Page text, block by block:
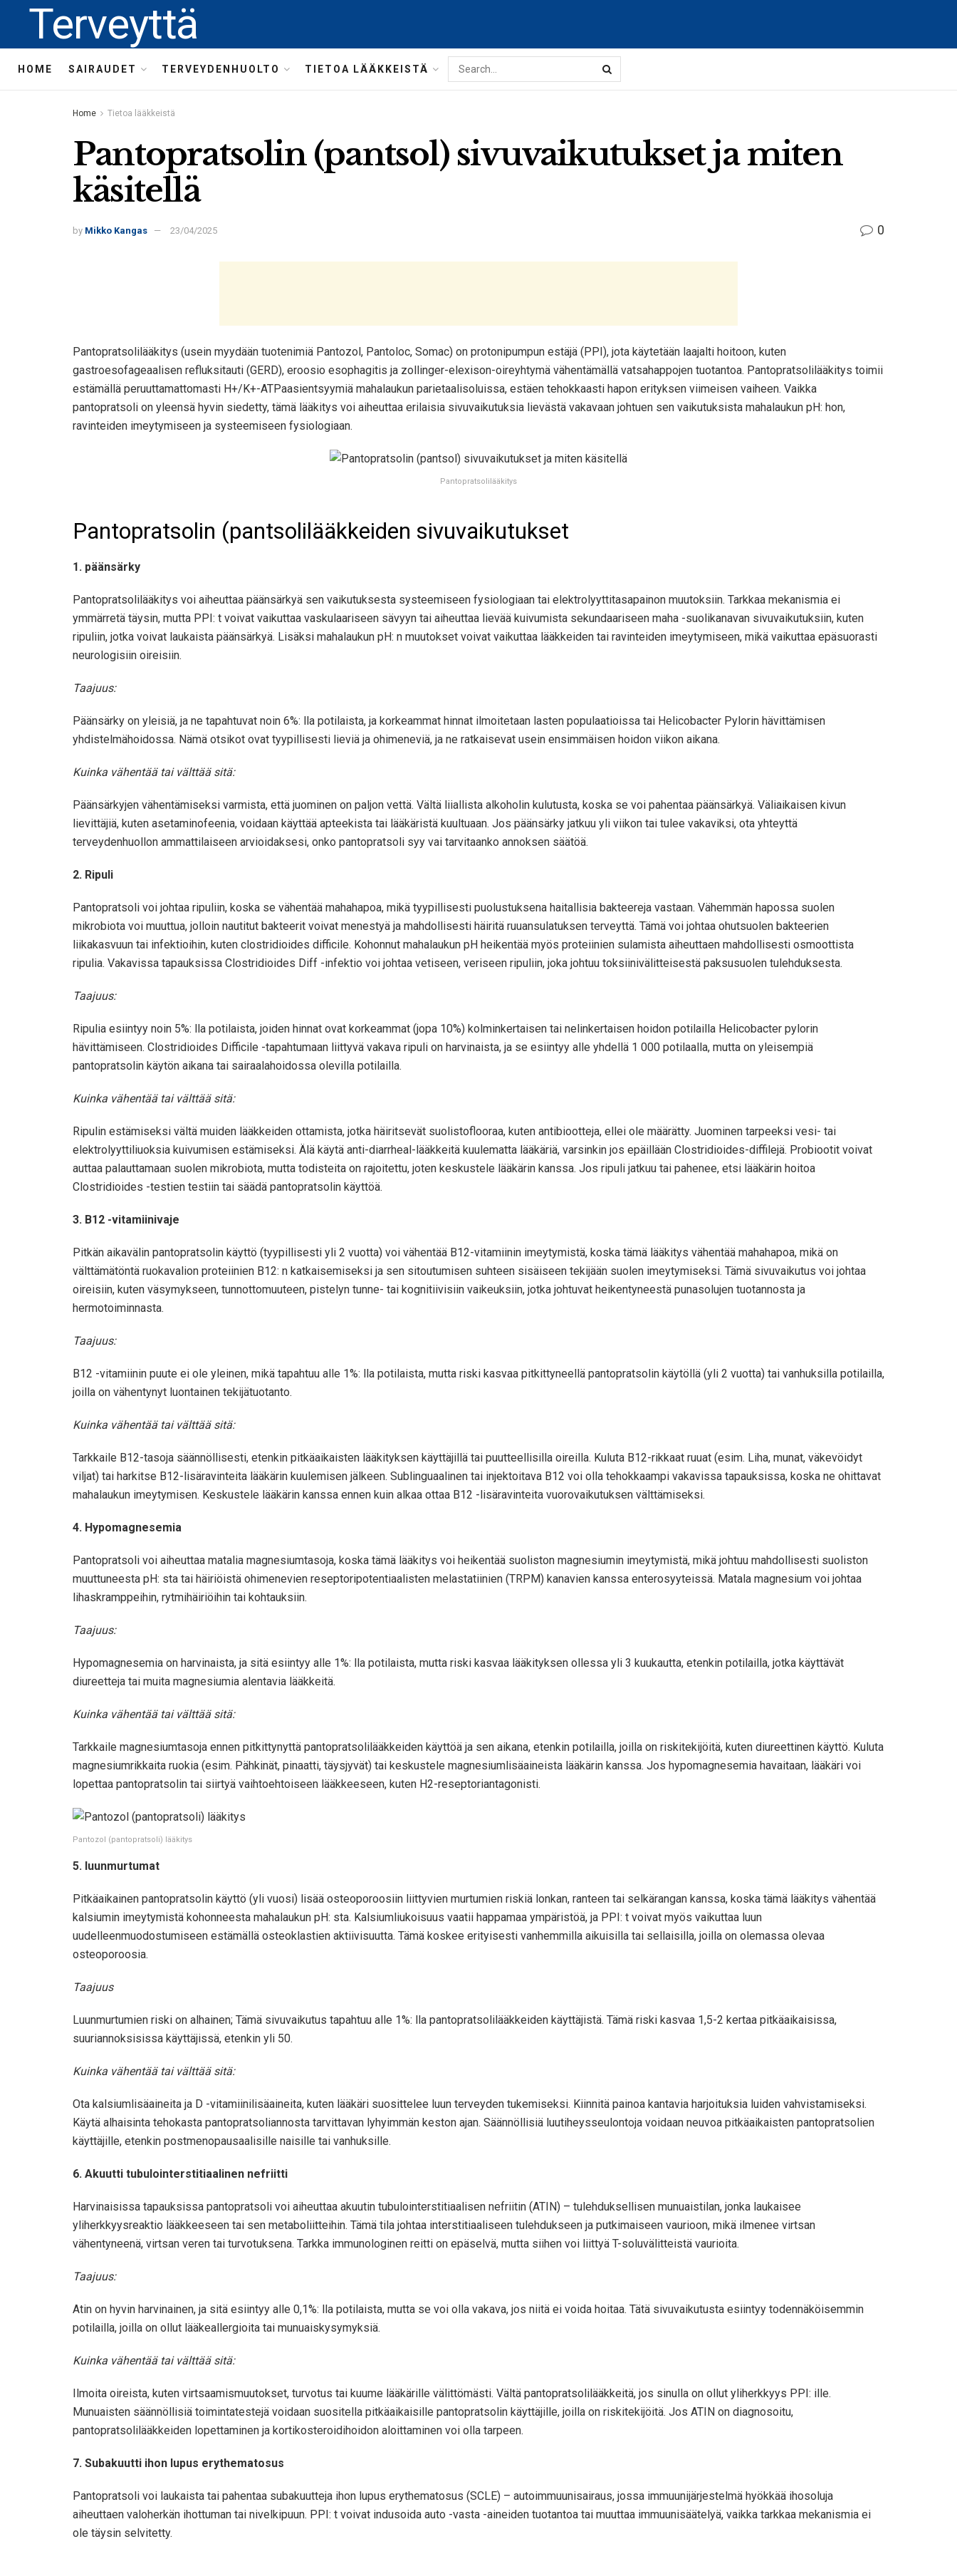
Terveyttä
HOME SAIRAUDET TERVEYDENHUOLTO TIETOA LÄÄKKEISTÄ
Home Tietoa lääkkeistä
Pantopratsolin (pantsol) sivuvaikutukset ja miten
käsitellä
by Mikko Kangas 23/04/2025 0
Pantopratsolilääkitys (usein myydään tuotenimiä Pantozol, Pantoloc, Somac) on protonipumpun estäjä (PPI), jota käytetään laajalti hoitoon, kuten
gastroesofageaalisen refluksitauti (GERD), eroosio esophagitis ja zollinger-elexison-oireyhtymä vähentämällä vatsahappojen tuotantoa. Pantopratsolilääkitys toimii
estämällä peruuttamattomasti H+/K+-ATPaasientsyymiä mahalaukun parietaalisoluissa, estäen tehokkaasti hapon erityksen viimeisen vaiheen. Vaikka
pantopratsoli on yleensä hyvin siedetty, tämä lääkitys voi aiheuttaa erilaisia ​​sivuvaikutuksia lievästä vakavaan johtuen sen vaikutuksista mahalaukun pH: hon,
ravinteiden imeytymiseen ja systeemiseen fysiologiaan.
Pantopratsolilääkitys
Pantopratsolin (pantsolilääkkeiden sivuvaikutukset
1. päänsärky
Pantopratsolilääkitys voi aiheuttaa päänsärkyä sen vaikutuksesta systeemiseen fysiologiaan tai elektrolyyttitasapainon muutoksiin. Tarkkaa mekanismia ei
ymmärretä täysin, mutta PPI: t voivat vaikuttaa vaskulaariseen sävyyn tai aiheuttaa lievää kuivumista sekundaariseen maha -suolikanavan sivuvaikutuksiin, kuten
ripuliin, jotka voivat laukaista päänsärkyä. Lisäksi mahalaukun pH: n muutokset voivat vaikuttaa lääkkeiden tai ravinteiden imeytymiseen, mikä vaikuttaa epäsuorasti
neurologisiin oireisiin.
Taajuus:
Päänsärky on yleisiä, ja ne tapahtuvat noin 6%: lla potilaista, ja korkeammat hinnat ilmoitetaan lasten populaatioissa tai Helicobacter Pylorin hävittämisen
yhdistelmähoidossa. Nämä otsikot ovat tyypillisesti lieviä ja ohimeneviä, ja ne ratkaisevat usein ensimmäisen hoidon viikon aikana.
Kuinka vähentää tai välttää sitä:
Päänsärkyjen vähentämiseksi varmista, että juominen on paljon vettä. Vältä liiallista alkoholin kulutusta, koska se voi pahentaa päänsärkyä. Väliaikaisen kivun
lievittäjiä, kuten asetaminofeenia, voidaan käyttää apteekista tai lääkäristä kuultuaan. Jos päänsärky jatkuu yli viikon tai tulee vakaviksi, ota yhteyttä
terveydenhuollon ammattilaiseen arvioidaksesi, onko pantopratsoli syy vai tarvitaanko annoksen säätöä.
2. Ripuli
Pantopratsoli voi johtaa ripuliin, koska se vähentää mahahapoa, mikä tyypillisesti puolustuksena haitallisia bakteereja vastaan. Vähemmän hapossa suolen
mikrobiota voi muuttua, jolloin nautitut bakteerit voivat menestyä ja mahdollisesti häiritä ruuansulatuksen terveyttä. Tämä voi johtaa ohutsuolen bakteerien
liikakasvuun tai infektioihin, kuten clostridioides difficile. Kohonnut mahalaukun pH heikentää myös proteiinien sulamista aiheuttaen mahdollisesti osmoottista
ripulia. Vakavissa tapauksissa Clostridioides Diff -infektio voi johtaa vetiseen, veriseen ripuliin, joka johtuu toksiinivälitteisestä paksusuolen tulehduksesta.
Taajuus:
Ripulia esiintyy noin 5%: lla potilaista, joiden hinnat ovat korkeammat (jopa 10%) kolminkertaisen tai nelinkertaisen hoidon potilailla Helicobacter pylorin
hävittämiseen. Clostridioides Difficile -tapahtumaan liittyvä vakava ripuli on harvinaista, ja se esiintyy alle yhdellä 1 000 potilaalla, mutta on yleisempiä
pantopratsolin käytön aikana tai sairaalahoidossa olevilla potilailla.
Kuinka vähentää tai välttää sitä:
Ripulin estämiseksi vältä muiden lääkkeiden ottamista, jotka häiritsevät suolistoflooraa, kuten antibiootteja, ellei ole määrätty. Juominen tarpeeksi vesi- tai
elektrolyyttiliuoksia kuivumisen estämiseksi. Älä käytä anti-diarrheal-lääkkeitä kuulematta lääkäriä, varsinkin jos epäillään Clostridioides-diffilejä. Probiootit voivat
auttaa palauttamaan suolen mikrobiota, mutta todisteita on rajoitettu, joten keskustele lääkärin kanssa. Jos ripuli jatkuu tai pahenee, etsi lääkärin hoitoa
Clostridioides -testien testiin tai säädä pantopratsolin käyttöä.
3. B12 -vitamiinivaje
Pitkän aikavälin pantopratsolin käyttö (tyypillisesti yli 2 vuotta) voi vähentää B12-vitamiinin imeytymistä, koska tämä lääkitys vähentää mahahapoa, mikä on
välttämätöntä ruokavalion proteiinien B12: n katkaisemiseksi ja sen sitoutumisen suhteen sisäiseen tekijään suolen imeytymiseksi. Tämä sivuvaikutus voi johtaa
oireisiin, kuten väsymykseen, tunnottomuuteen, pistelyn tunne- tai kognitiivisiin vaikeuksiin, jotka johtuvat heikentyneestä punasolujen tuotannosta ja
hermotoiminnasta.
Taajuus:
B12 -vitamiinin puute ei ole yleinen, mikä tapahtuu alle 1%: lla potilaista, mutta riski kasvaa pitkittyneellä pantopratsolin käytöllä (yli 2 vuotta) tai vanhuksilla potilailla,
joilla on vähentynyt luontainen tekijätuotanto.
Kuinka vähentää tai välttää sitä:
Tarkkaile B12-tasoja säännöllisesti, etenkin pitkäaikaisten lääkityksen käyttäjillä tai puutteellisilla oireilla. Kuluta B12-rikkaat ruuat (esim. Liha, munat, väkevöidyt
viljat) tai harkitse B12-lisäravinteita lääkärin kuulemisen jälkeen. Sublinguaalinen tai injektoitava B12 voi olla tehokkaampi vakavissa tapauksissa, koska ne ohittavat
mahalaukun imeytymisen. Keskustele lääkärin kanssa ennen kuin alkaa ottaa B12 -lisäravinteita vuorovaikutuksen välttämiseksi.
4. Hypomagnesemia
Pantopratsoli voi aiheuttaa matalia magnesiumtasoja, koska tämä lääkitys voi heikentää suoliston magnesiumin imeytymistä, mikä johtuu mahdollisesti suoliston
muuttuneesta pH: sta tai häiriöistä ohimenevien reseptoripotentiaalisten melastatiinien (TRPM) kanavien kanssa enterosyyteissä. Matala magnesium voi johtaa
lihaskramppeihin, rytmihäiriöihin tai kohtauksiin.
Taajuus:
Hypomagnesemia on harvinaista, ja sitä esiintyy alle 1%: lla potilaista, mutta riski kasvaa lääkityksen ollessa yli 3 kuukautta, etenkin potilailla, jotka käyttävät
diureetteja tai muita magnesiumia alentavia lääkkeitä.
Kuinka vähentää tai välttää sitä:
Tarkkaile magnesiumtasoja ennen pitkittynyttä pantopratsolilääkkeiden käyttöä ja sen aikana, etenkin potilailla, joilla on riskitekijöitä, kuten diureettinen käyttö. Kuluta
magnesiumrikkaita ruokia (esim. Pähkinät, pinaatti, täysjyvät) tai keskustele magnesiumlisäaineista lääkärin kanssa. Jos hypomagnesemia havaitaan, lääkäri voi
lopettaa pantopratsolin tai siirtyä vaihtoehtoiseen lääkkeeseen, kuten H2-reseptoriantagonisti.
Pantozol (pantopratsoli) lääkitys
5. luunmurtumat
Pitkäaikainen pantopratsolin käyttö (yli vuosi) lisää osteoporoosiin liittyvien murtumien riskiä lonkan, ranteen tai selkärangan kanssa, koska tämä lääkitys vähentää
kalsiumin imeytymistä kohonneesta mahalaukun pH: sta. Kalsiumliukoisuus vaatii happamaa ympäristöä, ja PPI: t voivat myös vaikuttaa luun
uudelleenmuodostumiseen estämällä osteoklastien aktiivisuutta. Tämä koskee erityisesti vanhemmilla aikuisilla tai sellaisilla, joilla on olemassa olevaa
osteoporoosia.
Taajuus
Luunmurtumien riski on alhainen; Tämä sivuvaikutus tapahtuu alle 1%: lla pantopratsolilääkkeiden käyttäjistä. Tämä riski kasvaa 1,5-2 kertaa pitkäaikaisissa,
suuriannoksisissa käyttäjissä, etenkin yli 50.
Kuinka vähentää tai välttää sitä:
Ota kalsiumlisäaineita ja D -vitamiinilisäaineita, kuten lääkäri suosittelee luun terveyden tukemiseksi. Kiinnitä painoa kantavia harjoituksia luiden vahvistamiseksi.
Käytä alhaisinta tehokasta pantopratsoliannosta tarvittavan lyhyimmän keston ajan. Säännöllisiä luutiheysseulontoja voidaan neuvoa pitkäaikaisten pantopratsolien
käyttäjille, etenkin postmenopausaalisille naisille tai vanhuksille.
6. Akuutti tubulointerstitiaalinen nefriitti
Harvinaisissa tapauksissa pantopratsoli voi aiheuttaa akuutin tubulointerstitiaalisen nefriitin (ATIN) – tulehduksellisen munuaistilan, jonka laukaisee
yliherkkyysreaktio lääkkeeseen tai sen metaboliitteihin. Tämä tila johtaa interstitiaaliseen tulehdukseen ja putkimaiseen vaurioon, mikä ilmenee virtsan
vähentyneenä, virtsan veren tai turvotuksena. Tarkka immunologinen reitti on epäselvä, mutta siihen voi liittyä T-soluvälitteistä vaurioita.
Taajuus:
Atin on hyvin harvinainen, ja sitä esiintyy alle 0,1%: lla potilaista, mutta se voi olla vakava, jos niitä ei voida hoitaa. Tätä sivuvaikutusta esiintyy todennäköisemmin
potilailla, joilla on ollut lääkeallergioita tai munuaiskysymyksiä.
Kuinka vähentää tai välttää sitä:
Ilmoita oireista, kuten virtsaamismuutokset, turvotus tai kuume lääkärille välittömästi. Vältä pantopratsolilääkkeitä, jos sinulla on ollut yliherkkyys PPI: ille.
Munuaisten säännöllisiä toimintatestejä voidaan suositella pitkäaikaisille pantopratsolin käyttäjille, joilla on riskitekijöitä. Jos ATIN on diagnosoitu,
pantopratsolilääkkeiden lopettaminen ja kortikosteroidihoidon aloittaminen voi olla tarpeen.
7. Subakuutti ihon lupus erythematosus
Pantopratsoli voi laukaista tai pahentaa subakuutteja ihon lupus erythematosus (SCLE) – autoimmuunisairaus, jossa immuunijärjestelmä hyökkää ihosoluja
aiheuttaen valoherkän ihottuman tai nivelkipuun. PPI: t voivat indusoida auto -vasta -aineiden tuotantoa tai muuttaa immuunisäätelyä, vaikka tarkkaa mekanismia ei
ole täysin selvitetty.